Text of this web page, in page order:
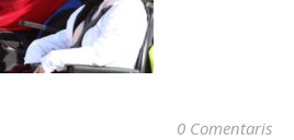
0 Comentaris